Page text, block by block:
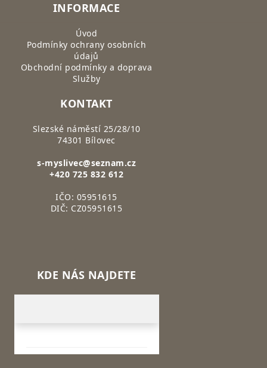
INFORMACE
Úvod
Podmínky ochrany osobních
údajů
Obchodní podmínky a doprava
Služby
KONTAKT
Slezské náměstí 25/28/10
74301 Bílovec
s-myslivec@seznam.cz
+420 725 832 612
IČO: 05951615
DIČ: CZ05951615
KDE NÁS NAJDETE